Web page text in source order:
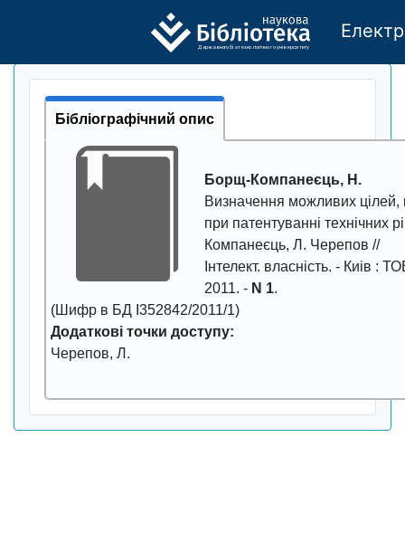
Державного бі отехно логічно го універси тету
Бібліографічний опис
Борщ-Компанеєць, Н.
Визначення можливих
при патентуванні технічних
Компанеєць, Л. Черепов //
Інтелект. власність. - Киiв :
2011. - N 1.
(Шифр в БД І352842/2011/1)
Додаткові точки доступу:
Черепов, Л.